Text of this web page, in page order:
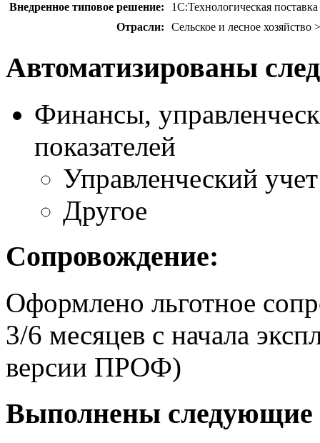
Внедренное типовое решение:
1С:Технологическая
Отрасли:
Сельское и лесное хозяйство
Автоматизированы
Финансы,
показателей
Управленческий учет
Другое
Сопровождение:
Оформлено льготное
3/6 месяцев с начала
версии ПРОФ)
Выполнены следующие